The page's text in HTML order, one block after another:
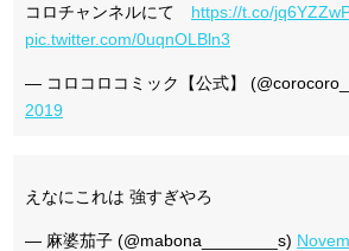
コロチャンネルにて https://t.co/
pic.twitter.com/0uqnOLBln3
— コロコロコミック【公式】
2019
えなにこれは 強すぎやろ
— 麻婆茄子 (@mabona________s)